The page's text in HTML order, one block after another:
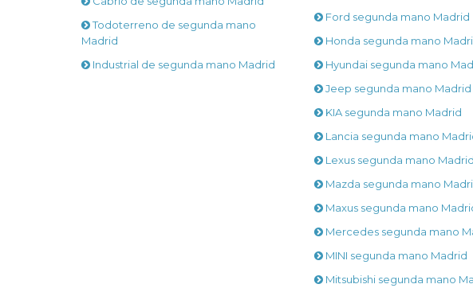
Todoterreno de segunda mano
Madrid
Industrial de segunda mano Madrid
Ford segunda mano Madrid
Honda segunda mano
Hyundai segunda mano
Jeep segunda mano Madrid
KIA segunda mano Madrid
Lancia segunda mano
Lexus segunda mano Madrid
Mazda segunda mano
Maxus segunda mano
Mercedes segunda mano
MINI segunda mano Madrid
Mitsubishi segunda mano